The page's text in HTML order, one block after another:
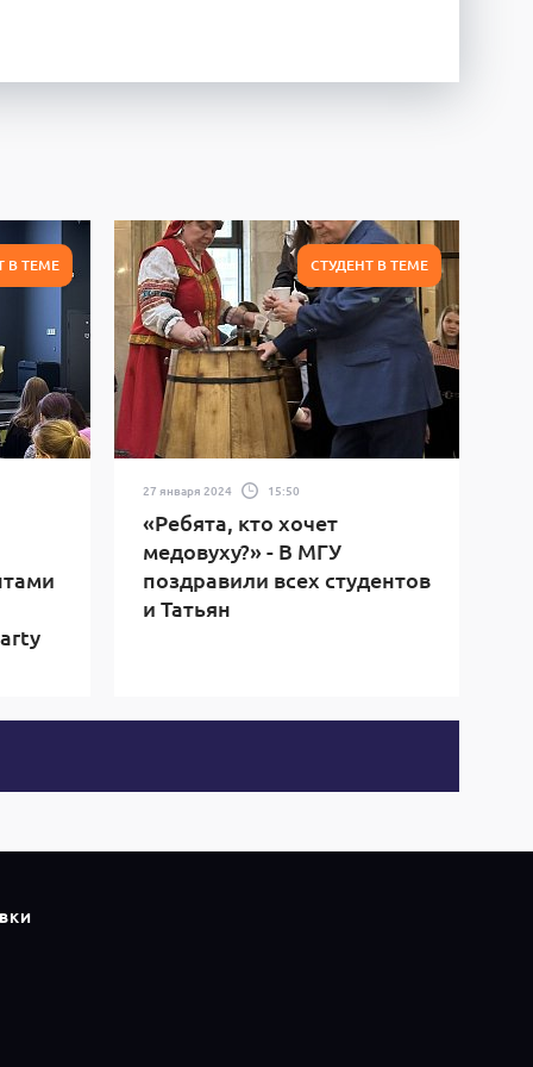
В ТЕМЕ СТУДЕНТ В ТЕМЕ
27 января 2024 15:50
«Ребята, кто хочет
медовуху?» - В МГУ
поздравили всех студентов
и Татьян